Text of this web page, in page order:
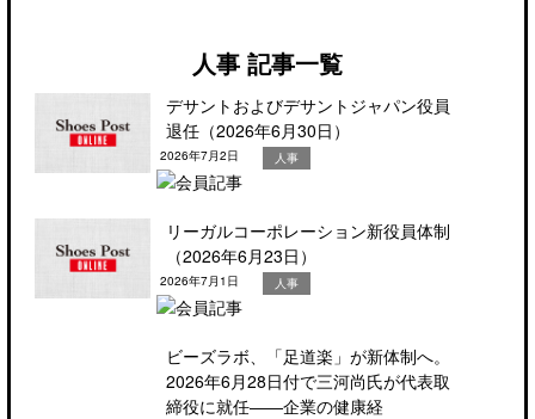
人事 記事一覧
デサントおよびデサントジャパン役員
退任（2026年6月30日）
2026年7月2日 人事
リーガルコーポレーション新役員体制
（2026年6月23日）
2026年7月1日 人事
ビーズラボ、「足道楽」が新体制へ。
2026年6月28日付で三河尚氏が代表取
締役に就任――企業の健康経